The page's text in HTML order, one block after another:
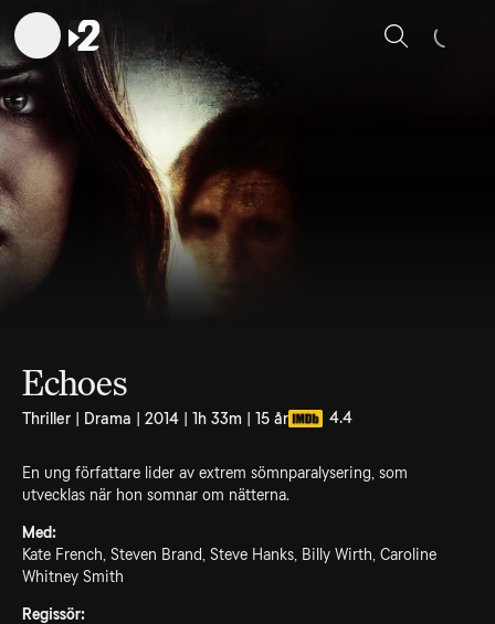
Sök
Echoes
Thriller | Drama | 2014 | 1h 33m | 15 år 4.4
En ung författare lider av extrem sömnparalysering, som
utvecklas när hon somnar om nätterna.
Med:
Kate French, Steven Brand, Steve Hanks, Billy Wirth, Caroline
Whitney Smith
Regissör: